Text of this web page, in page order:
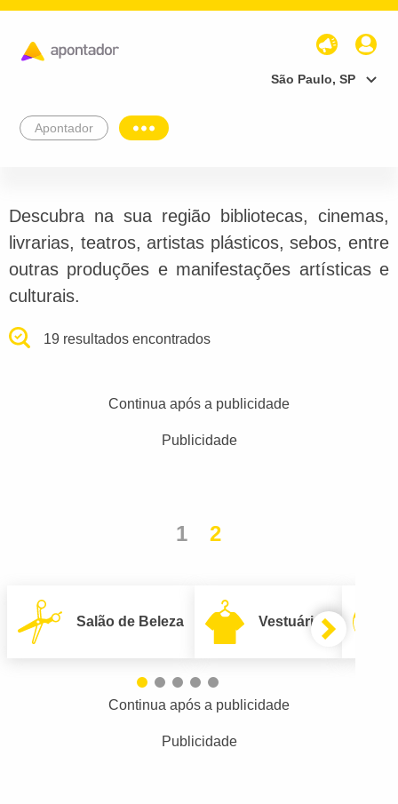
São Paulo, SP
Apontador
Descubra na sua região bibliotecas, cinemas,
livrarias, teatros, artistas plásticos, sebos, entre
outras produções e manifestações artísticas e
culturais.
19 resultados encontrados
Continua após a publicidade
Publicidade
1 2
Salão de Beleza Vestuário
Continua após a publicidade
Publicidade